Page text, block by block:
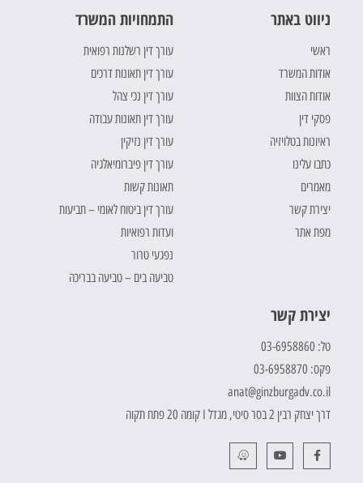
ניווט באתר
ראשי
אודות המשרד
אודות הצוות
פסקי דין
ראיונות בטלויזיה
כתבו עלינו
מאמרים
יצירת קשר
מפת אתר
התמחויות המשרד
עורך דין רשלנות רפואית
עורך דין תאונות דרכים
עורך דין נכי צהל
עורך דין תאונות עבודה
עורך דין נזיקין
עורך דין פיברומיאלגיה
תאונות קשות
עורך דין ביטוח לאומי – תביעות
ועדות רפואיות
נפגעי טרור
טביעה בים – טביעה בבריכה
יצירת קשר
טל: 03-6958860
פקס: 03-6958870
anat@ginzburgadv.co.il
דרך יצחק רבין 2 בסר סיטי, מגדל I קומה 20 פתח תקוה